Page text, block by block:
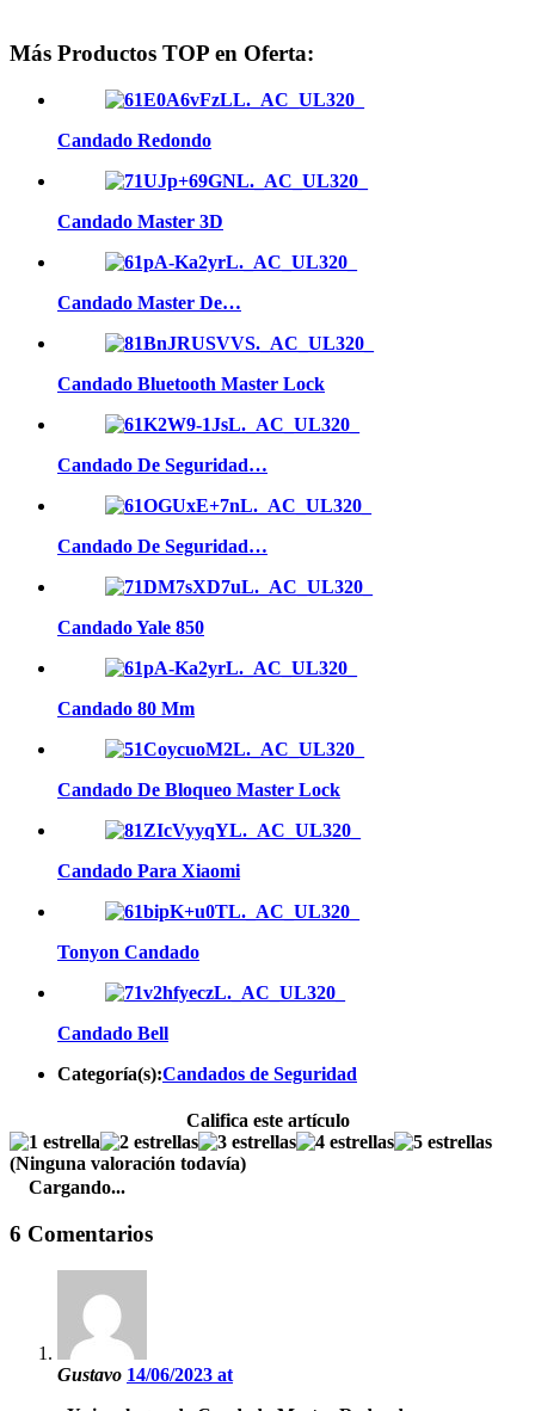
Más Productos TOP en Oferta:
Candado Redondo
Candado Master 3D
Candado Master De…
Candado Bluetooth Master Lock
Candado De Seguridad…
Candado De Seguridad…
Candado Yale 850
Candado 80 Mm
Candado De Bloqueo Master Lock
Candado Para Xiaomi
Tonyon Candado
Candado Bell
Categoría(s):Candados de Seguridad
Califica este artículo
(Ninguna valoración todavía)
Cargando...
6 Comentarios
Gustavo 14/06/2023 at